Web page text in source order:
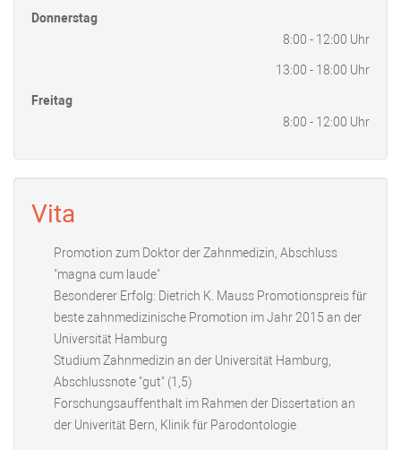
Donnerstag
8:00 - 12:00 Uhr
13:00 - 18:00 Uhr
Freitag
8:00 - 12:00 Uhr
Vita
Promotion zum Doktor der Zahnmedizin, Abschluss
"magna cum laude"
Besonderer Erfolg: Dietrich K. Mauss Promotionspreis für
beste zahnmedizinische Promotion im Jahr 2015 an der
Universität Hamburg
Studium Zahnmedizin an der Universität Hamburg,
Abschlussnote "gut" (1,5)
Forschungsauffenthalt im Rahmen der Dissertation an
der Univerität Bern, Klinik für Parodontologie